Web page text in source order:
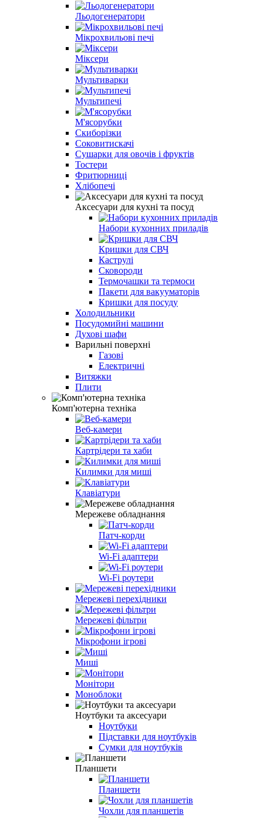
Льодогенератори
Мікрохвильові печі
Міксери
Мультиварки
Мультипечі
М'ясорубки
Скиборізки
Соковитискачі
Сушарки для овочів і фруктів
Тостери
Фритюрниці
Хлібопечі
Аксесуари для кухні та посуд
Набори кухонних приладів
Кришки для СВЧ
Каструлі
Сковороди
Термочашки та термоси
Пакети для вакууматорів
Кришки для посуду
Холодильники
Посудомийні машини
Духові шафи
Варильні поверхні
Газові
Електричні
Витяжки
Плити
Комп'ютерна техніка
Веб-камери
Картрідери та хаби
Килимки для миші
Клавіатури
Мережеве обладнання
Патч-корди
Wi-Fi адаптери
Wi-Fi роутери
Мережеві перехідники
Мережеві фільтри
Мікрофони ігрові
Миші
Монітори
Моноблоки
Ноутбуки та аксесуари
Ноутбуки
Підставки для ноутбуків
Сумки для ноутбуків
Планшети
Планшети
Чохли для планшетів